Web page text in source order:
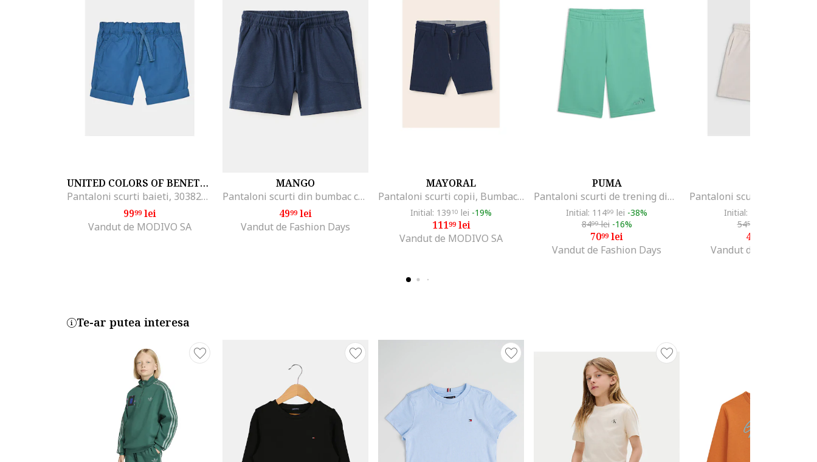
UNITED COLORS OF BENETTON
Pantaloni scurti baieti, 303820121, Bumbac, Albastru, Albastru
9999lei
Vandut de MODIVO SA
MANGO
Pantaloni scurti din bumbac cu model uni, Bleumarin
4999lei
Vandut de Fashion Days
MAYORAL
Pantaloni scurti copii, Bumbac, Albastru marin, Bleumarin
Initial: 13910 lei -19%
11199lei
Vandut de MODIVO SA
PUMA
Pantaloni scurti de trening din amestec de bumbac
Initial: 11499 lei -38%
8499lei -16%
7099lei
Vandut de Fashion Days
Initial: 90
5459
43
Vandut de 4F OFFICIAL
Te-ar putea interesa